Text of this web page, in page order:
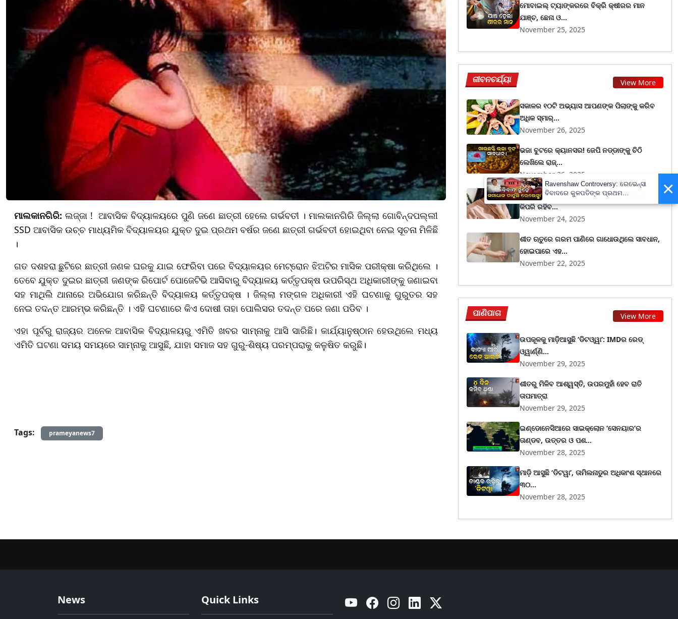
ମାଲକାନଗିରି: ଲଜ୍ଜା ! ଆବାସିକ ବିଦ୍ୟାଳୟରେ ପୁଣି ଜଣେ ଛାତ୍ରୀ ହେଲେ ଗର୍ଭବତୀ । ମାଲକାନଗିରି ଜିଲ୍ଲା ଗୋବିନ୍ଦପଲ୍ଲୀ
SSD ଆବାସିକ ଉଚ୍ଚ ମାଧ୍ୟମିକ ବିଦ୍ୟାଳୟର ଯୁକ୍ତ ଦୁଇ ପ୍ରଥମ ବର୍ଷର ଜଣେ ଛାତ୍ରୀ ଗର୍ଭବତୀ ହୋଇଥିବା ନେଇ ସୂଚନା ମିଳିଛି
।
ଗତ ଦଶହରା ଛୁଟିରେ ଛାତ୍ରୀ ଜଣକ ଘରକୁ ଯାଇ ଫେରିବା ପରେ ବିଦ୍ୟାଳୟର ମେଟ୍ରୋନ ଝିଅଟିର ମାସିକ ପରୀକ୍ଷା କରିଥିଲେ ।
ତେବେ ଯୁକ୍ତ ଦୁଇର ଛାତ୍ରୀ ଜଣଙ୍କ ରିପୋର୍ଟ ପୋଜେଟିଭି ଆସିବାରୁ ବିଦ୍ୟାଳୟ କର୍ତ୍ତୃପକ୍ଷ ଉପରିସ୍ଥ ଅଧିକାରୀଙ୍କୁ ଜଣାଇବା
ସହ ମାଥିଲି ଥାନାରେ ଅଭିଯୋଗ କରିଛନ୍ତି ବିଦ୍ୟାଳୟ କର୍ତ୍ତୃପକ୍ଷ । ଜିଲ୍ଲା ମଙ୍ଗଳ ଅଧିକାରୀ ଏହି ଘଟଣାକୁ ଗୁରୁତର ସହ
ନେଇ ତଦନ୍ତ ଆରମ୍ଭ କରିଛନ୍ତି । ଏହି ଘଟଣାରେ କିଏ ଦୋଷୀ ତାହା ପୋଲିସର ତଦନ୍ତ ପରେ ଜଣା ପଡିବ ।
​​​​​​​ଏହା ପୂର୍ବରୁ ରାଜ୍ୟର ଅନେକ ଆବାସିକ ବିଦ୍ୟାଳୟରୁ ଏମିତି ଖବର ସାମ୍ନାକୁ ଆସି ସାରିଛି। କାର୍ଯ୍ୟାନୁଷ୍ଠାନ ହେଉଥିଲେ ମଧ୍ୟ
ଏମିତି ଘଟଣା ସମୟ ସମୟରେ ସାମ୍ନାକୁ ଆସୁଛି, ଯାହା ସମାଜ ସହ ଗୁରୁ-ଶିଷ୍ୟ ପରମ୍ପରାକୁ କଳୁଷିତ କରୁଛି।
Tags: prameyanews7
ମୋବାଇଲ୍ ଟ୍ୟାଙ୍କରରେ ବିକ୍ରି କ୍ଷୀରର ମାନ
ଯାଞ୍ଚ, ଛେନା ଓ...
November 25, 2025
ଜୀବନଚର୍ଯ୍ୟା View More
ସକାଳର ୧୦ଟି ଅଭ୍ୟାସ ଆପଣଙ୍କ ପିଲାଙ୍କୁ କରିବ
ଅଧିକ ସ୍ମାର୍...
November 26, 2025
ଭଜା ବୁଟରେ କ୍ୟାନସର! ଜେପି ନଡ୍ଡାଙ୍କୁ ଚିଠି
ଲେଖିଲେ ରାଜ୍...
November 26, 2025
ଶୀତଦିନରେ ଅଧିକ ହୁଏ ଗଳା ଯନ୍ତ୍ରଣା, ଜାଣନ୍ତୁ
କିପରି ରହିବ...
November 24, 2025
ଶୀତ ଋତୁରେ ଗରମ ପାଣିରେ ଗାଧୋଉଥିଲେ ସାବଧାନ,
ହୋଇପାରେ ଏହ...
November 22, 2025
ପାଣିପାଗ View More
ଉପକୂଳକୁ ମାଡ଼ିଆସୁଛି ‘ଡିଟଓ୍ୱା’: IMDର ରେଡ୍
ଓ୍ୱାର୍ଣ୍ଣି...
November 29, 2025
ଶୀତରୁ ମିଳିବ ଆଶ୍ୱସ୍ତି, ଉପରମୁହାଁ ହେବ ରାତି
ତାପମାତ୍ରା
November 29, 2025
ଇଣ୍ଡୋନେସିଆରେ ସାଇକ୍ଲୋନ ‘ସେନୟାର’ର
ତାଣ୍ଡବ, ଉତ୍ତର ଓ ପଶ...
November 28, 2025
ମାଡ଼ି ଆସୁଛି ‘ଡିଟୱା’, ତାମିଲନାଡୁର ଅଧିକାଂଶ ସ୍ଥାନରେ
୩୦...
November 28, 2025
News Quick Links YouTube Facebook Instagram
×
Ravenshaw Controversy: ରେଭେନ୍ସା
ବିବାଦରେ କୁଳପତିଙ୍କ ପ୍ରଥମ
ପ୍ରତିକ୍ରିୟା- 'ଅନାବଶ୍ୟକ ଥିଲା ଘଟଣା'